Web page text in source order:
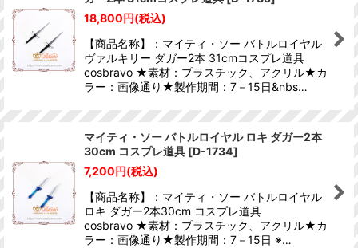
18,800円(税込)
【商品名称】：マイティ・ソー バトルロイヤル
ヴァルキリー ダガー2本 31cmコスプレ道具
cosbravo ★素材：プラスチック、アクリル★カ
ラー：画像通り★製作期間：7－15日&nbs…
マイティ・ソー バトルロイヤル ロキ ダガー2本
30cm コスプレ道具 [D-1734]
7,200円(税込)
【商品名称】：マイティ・ソー バトルロイヤル
ロキ ダガー2本30cm コスプレ道具
cosbravo ★素材：プラスチック、アクリル★カ
ラー：画像通り★製作期間：7－15日 ※…